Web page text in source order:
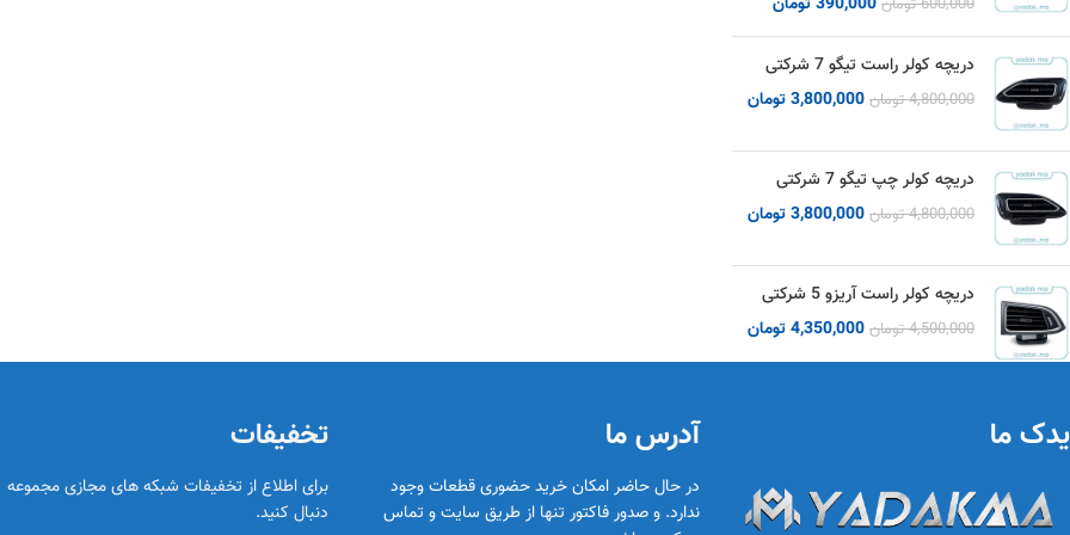
600,000 تومان
دریچه کولر راست تیگو 7 شرکتی
4,800,000 تومان 3,800,000تومان
دریچه کولر چپ تیگو 7 شرکتی
4,800,000 تومان 3,800,000تومان
دریچه کولر راست آریزو 5 شرکتی
4,500,000 تومان 4,350,000تومان
یدک ما آدرس ما
در حال حاضر امکان خرید حضوری قطعات وجود
ندارد. و صدور فاکتور تنها از طریق سایت و تماس
تخفیفات
برای اطلاع از تخفیفات شبکه های مجازی مجموعه
دنبال کنید.